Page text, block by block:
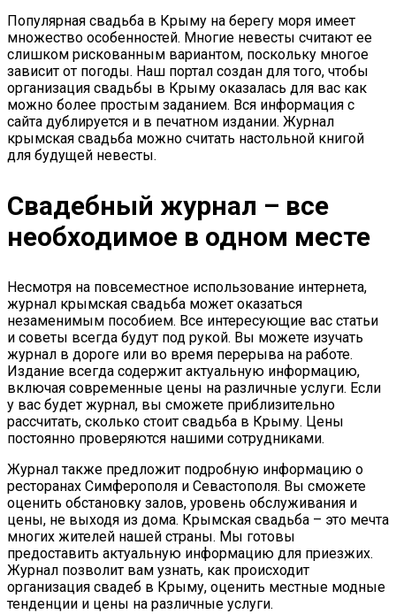
Популярная свадьба в Крыму на берегу моря имеет
множество особенностей. Многие невесты считают ее
слишком рискованным вариантом, поскольку многое
зависит от погоды. Наш портал создан для того, чтобы
организация свадьбы в Крыму оказалась для вас как
можно более простым заданием. Вся информация с
сайта дублируется и в печатном издании. Журнал
крымская свадьба можно считать настольной книгой
для будущей невесты.
Свадебный журнал – все
необходимое в одном месте
Несмотря на повсеместное использование интернета,
журнал крымская свадьба может оказаться
незаменимым пособием. Все интересующие вас статьи
и советы всегда будут под рукой. Вы можете изучать
журнал в дороге или во время перерыва на работе.
Издание всегда содержит актуальную информацию,
включая современные цены на различные услуги. Если
у вас будет журнал, вы сможете приблизительно
рассчитать, сколько стоит свадьба в Крыму. Цены
постоянно проверяются нашими сотрудниками.
Журнал также предложит подробную информацию о
ресторанах Симферополя и Севастополя. Вы сможете
оценить обстановку залов, уровень обслуживания и
цены, не выходя из дома. Крымская свадьба – это мечта
многих жителей нашей страны. Мы готовы
предоставить актуальную информацию для приезжих.
Журнал позволит вам узнать, как происходит
организация свадеб в Крыму, оценить местные модные
тенденции и цены на различные услуги.